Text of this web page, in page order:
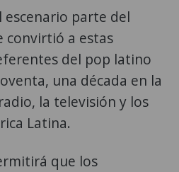
escenario parte del
convirtió a estas
del pop latino
una década en la
la televisión y los
Latina.
que los